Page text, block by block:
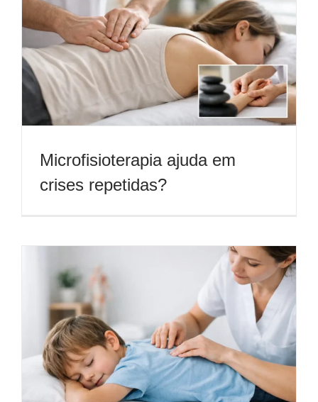
Microfisioterapia ajuda em
crises repetidas?